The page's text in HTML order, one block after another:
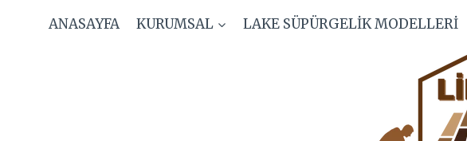
ANASAYFA KURUMSAL LAKE SÜPÜRGELIK MODELLERI